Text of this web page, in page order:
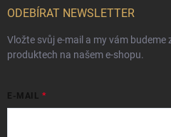
ODEBÍRAT NEWSLETTER
Vložte svůj e-mail a my vám
produktech na našem e-shopu.
E-MAIL